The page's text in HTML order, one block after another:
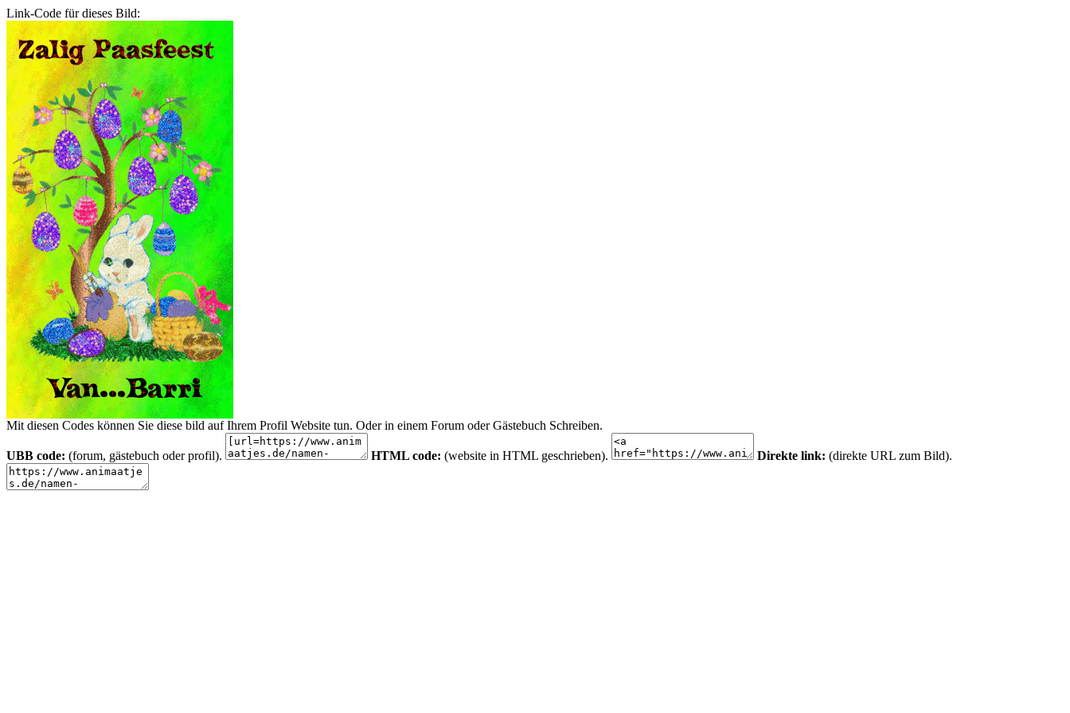
Link-Code für dieses Bild:
Mit diesen Codes können Sie diese bild auf Ihrem Profil Website tun. Oder in einem Forum oder Gästebuch Schreiben.
UBB code: (forum, gästebuch oder profil). HTML code: (website in HTML geschrieben). Direkte link: (direkte URL zum Bild).